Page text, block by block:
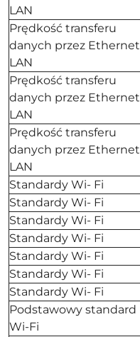
LAN
Prędkość transferu
danych przez Ethernet
LAN
Prędkość transferu
danych przez Ethernet
LAN
Prędkość transferu
danych przez Ethernet
LAN
Standardy Wi- Fi
Standardy Wi- Fi
Standardy Wi- Fi
Standardy Wi- Fi
Standardy Wi- Fi
Standardy Wi- Fi
Standardy Wi- Fi
Podstawowy standard
Wi-Fi